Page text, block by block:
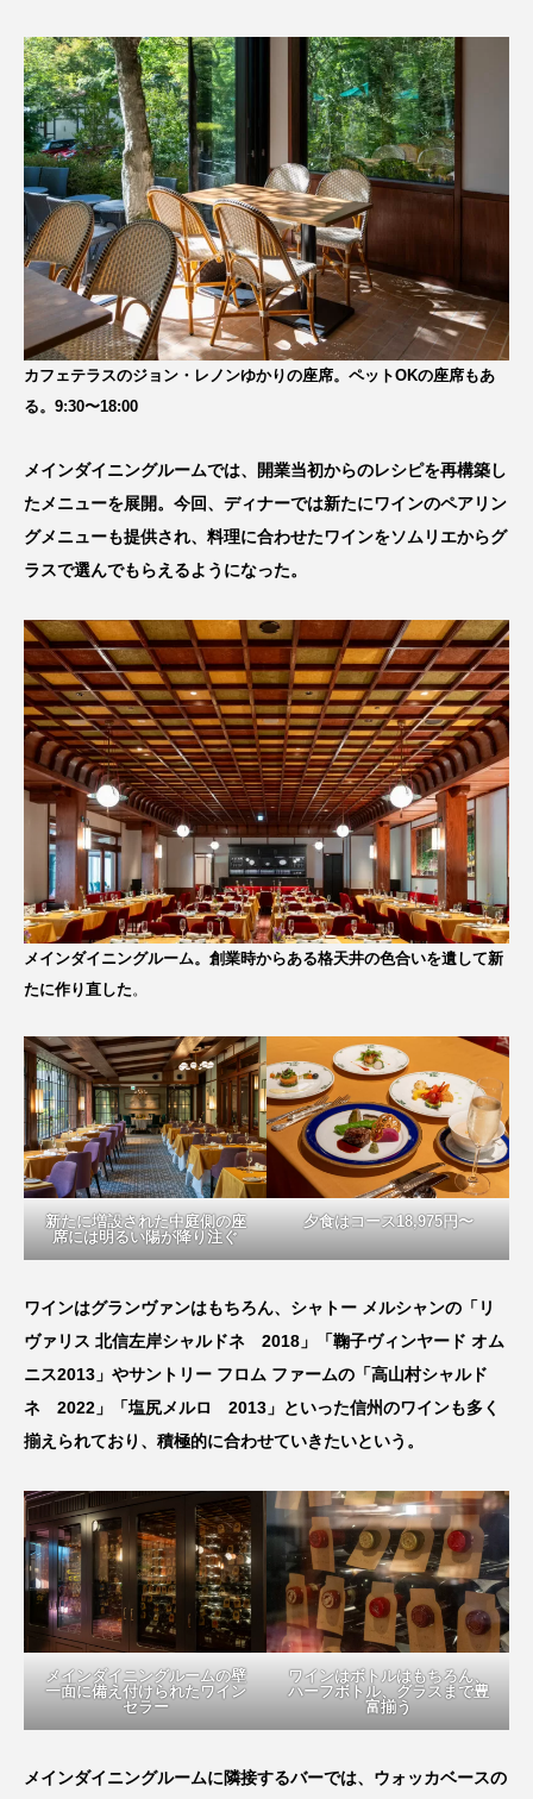
カフェテラスのジョン・レノンゆかりの座席。ペットOKの座席もあ
る。9:30〜18:00
メインダイニングルームでは、開業当初からのレシピを再構築し
たメニューを展開。今回、ディナーでは新たにワインのペアリン
グメニューも提供され、料理に合わせたワインをソムリエからグ
ラスで選んでもらえるようになった。
メインダイニングルーム。創業時からある格天井の色合いを遺して新
たに作り直した 。
新たに増設された中庭側の座
席には明るい陽が降り注ぐ
夕食はコース18,975円〜
ワインはグランヴァンはもちろん、シャトー メルシャンの「リ
ヴァリス 北信左岸シャルドネ 2018」「鞠子ヴィンヤード オム
ニス2013」やサントリー フロム ファームの「高山村シャルド
ネ 2022」「塩尻メルロ 2013」といった信州のワインも多く
揃えられており、積極的に合わせていきたいという。
メインダイニングルームの壁
一面に備え付けられたワイン
セラー
ワインはボトルはもちろん、
ハーフボトル、グラスまで豊
富揃う
メインダイニングルームに隣接するバーでは、ウォッカベースの